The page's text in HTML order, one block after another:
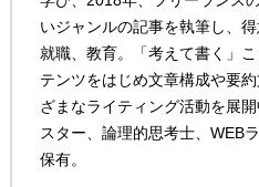
いジャンルの記事を執筆し、
就職、教育。「考えて書く」
テンツをはじめ文章構成や要
ざまなライティング活動を展
スター、論理的思考士、WEB
保有。